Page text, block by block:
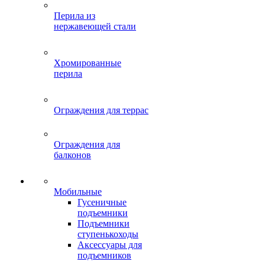
Перила из
нержавеющей стали
Хромированные
перила
Ограждения для террас
Ограждения для
балконов
Мобильные
Гусеничные
подъемники
Подъемники
ступенькоходы
Аксессуары для
подъемников